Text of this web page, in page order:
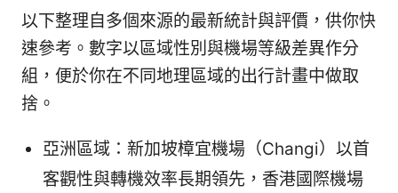
以下整理自多個來源的最新統計與評價，供你快
速參考。數字以區域性別與機場等級差異作分
組，便於你在不同地理區域的出行計畫中做取
捨。
亞洲區域：新加坡樟宜機場（Changi）以首
客觀性與轉機效率長期領先，香港國際機場